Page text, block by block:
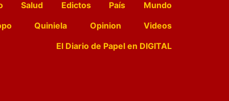
Salud Edictos País
Mundo
Quiniela Opinion
Videos
El Diario de Papel en DIGITAL